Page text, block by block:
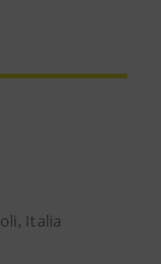
Italia